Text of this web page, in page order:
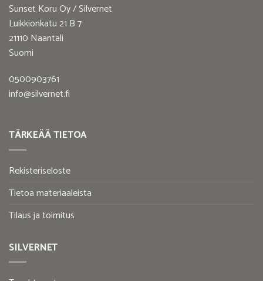
Sunset Koru Oy / Silvernet
Luikkionkatu 21 B 7
21110 Naantali
Suomi
0500903761
info@silvernet.fi
TÄRKEÄÄ TIETOA
Rekisteriseloste
Tietoa materiaaleista
Tilaus ja toimitus
SILVERNET